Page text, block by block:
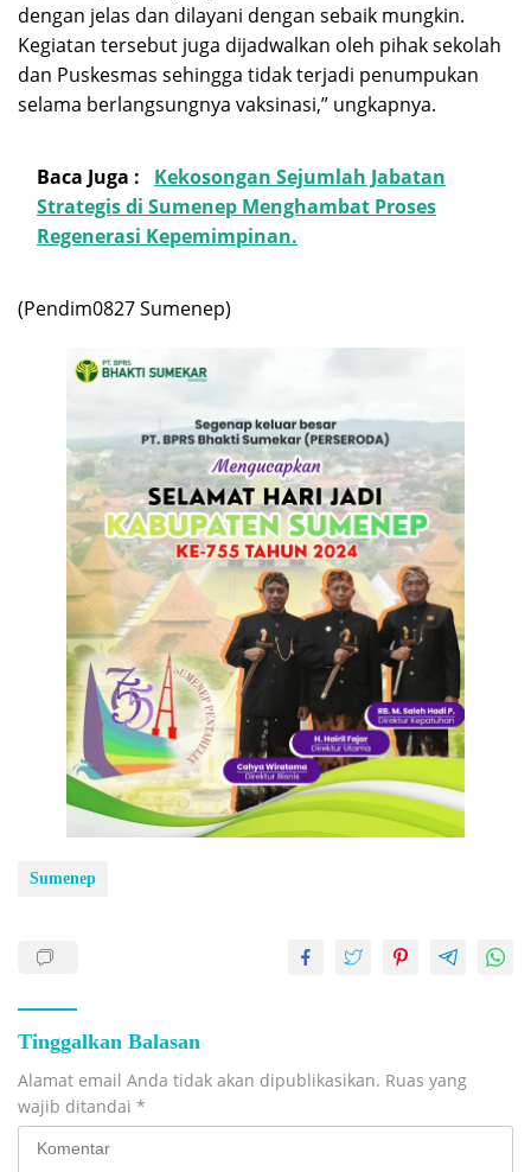
dengan jelas dan dilayani dengan sebaik mungkin.
Kegiatan tersebut juga dijadwalkan oleh pihak sekolah
dan Puskesmas sehingga tidak terjadi penumpukan
selama berlangsungnya vaksinasi,” ungkapnya.
Baca Juga :
Kekosongan Sejumlah Jabatan
Strategis di Sumenep Menghambat Proses
Regenerasi Kepemimpinan.
(Pendim0827 Sumenep)
Sumenep
Tinggalkan Balasan
Alamat email Anda tidak akan dipublikasikan. Ruas yang
wajib ditandai *